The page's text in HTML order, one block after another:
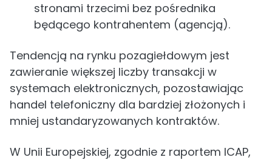
stronami trzecimi bez pośrednika
będącego kontrahentem (agencją).
Tendencją na rynku pozagiełdowym jest
zawieranie większej liczby transakcji w
systemach elektronicznych, pozostawiając
handel telefoniczny dla bardziej złożonych i
mniej ustandaryzowanych kontraktów.
W Unii Europejskiej, zgodnie z raportem ICAP,